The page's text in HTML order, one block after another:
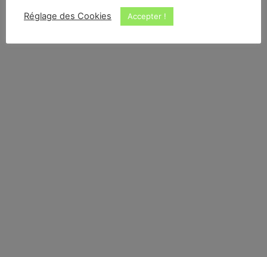
Réglage des Cookies Accepter !